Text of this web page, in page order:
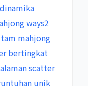
ways2
mahjong
bertingkat
scatter
unik